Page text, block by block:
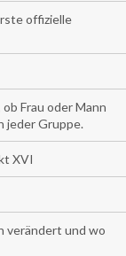
offizielle
Frau oder Mann
jeder Gruppe.
XVI
verändert und wo